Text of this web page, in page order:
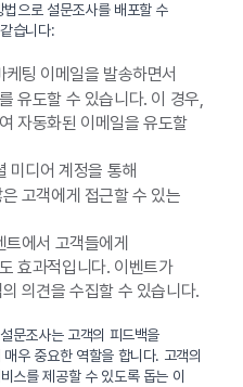
으로 설문조사를 배포할 수
습니다:
팅 이메일을 발송하면서
유도할 수 있습니다. 이 경우,
자동화된 이메일을 유도할
미디어 계정을 통해
고객에게 접근할 수 있는
에서 고객들에게
효과적입니다. 이벤트가
의견을 수집할 수 있습니다.
문조사는 고객의 피드백을
우 중요한 역할을 합니다. 고객의
스를 제공할 수 있도록 돕는 이